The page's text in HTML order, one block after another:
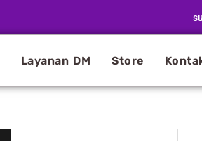
Layanan DM Store